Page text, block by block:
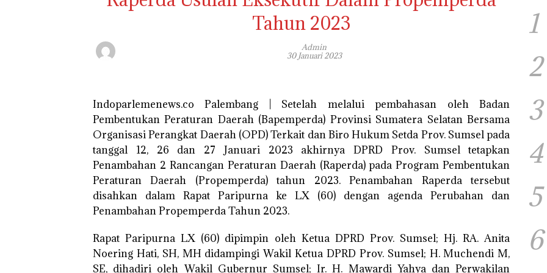
Tahun 2023
Admin
30 Januari 2023
Indoparlemenews.co Palembang | Setelah melalui pembahasan oleh Badan
Pembentukan Peraturan Daerah (Bapemperda) Provinsi Sumatera Selatan Bersama
Organisasi Perangkat Daerah (OPD) Terkait dan Biro Hukum Setda Prov. Sumsel pada
tanggal 12, 26 dan 27 Januari 2023 akhirnya DPRD Prov. Sumsel tetapkan
Penambahan 2 Rancangan Peraturan Daerah (Raperda) pada Program Pembentukan
Peraturan Daerah (Propemperda) tahun 2023. Penambahan Raperda tersebut
disahkan dalam Rapat Paripurna ke LX (60) dengan agenda Perubahan dan
Penambahan Propemperda Tahun 2023.
Rapat Paripurna LX (60) dipimpin oleh Ketua DPRD Prov. Sumsel; Hj. RA. Anita
Noering Hati, SH, MH didampingi Wakil Ketua DPRD Prov. Sumsel; H. Muchendi M,
SE, dihadiri oleh Wakil Gubernur Sumsel; Ir. H. Mawardi Yahya dan Perwakilan
1
2
3
4
5
6